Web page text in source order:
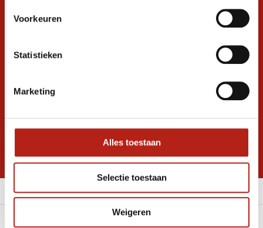
Voorkeuren
Statistieken
Marketing
Alles toestaan
Selectie toestaan
Weigeren
graag verder. 24/7
Ontvang de nieuwste aanbiedingen en
Inschrijven voor
* Lees hier de wettelijke beperkingen
Meer informatie